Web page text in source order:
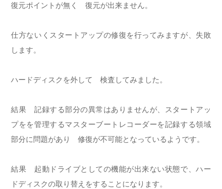
復元ポイントが無く 復元が出来ません。
仕方ないくスタートアップの修復を行ってみますが、失敗
します。
ハードディスクを外して 検査してみました。
結果 記録する部分の異常はありませんが、スタートアッ
プをを管理するマスターブートレコーダーを記録する領域
部分に問題があり 修復が不可能となっているようです。
結果 起動ドライブとしての機能が出来ない状態で、ハー
ドディスクの取り替えをすることになります。